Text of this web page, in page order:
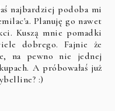
najbardziej podoba mi
Planuję go nawet
Kuszą mnie pomadki
dobrego. Fajnie że
na pewno nie jednej
A próbowałaś już
:)